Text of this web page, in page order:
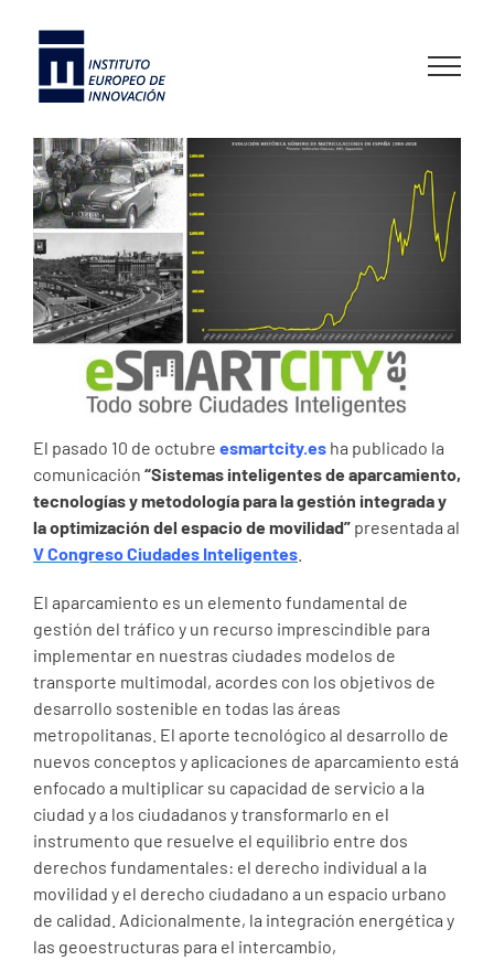
content
El pasado 10 de octubre esmartcity.es ha publicado la
comunicación “Sistemas inteligentes de aparcamiento,
tecnologías y metodología para la gestión integrada y
la optimización del espacio de movilidad” presentada al
V Congreso Ciudades Inteligentes
El aparcamiento es un elemento fundamental de
gestión del tráfico y un recurso imprescindible para
implementar en nuestras ciudades modelos de
transporte multimodal, acordes con los objetivos de
desarrollo sostenible en todas las áreas
metropolitanas. El aporte tecnológico al desarrollo de
nuevos conceptos y aplicaciones de aparcamiento está
enfocado a multiplicar su capacidad de servicio a la
ciudad y a los ciudadanos y transformarlo en el
instrumento que resuelve el equilibrio entre dos
derechos fundamentales: el derecho individual a la
movilidad y el derecho ciudadano a un espacio urbano
de calidad. Adicionalmente, la integración energética y
las geoestructuras para el intercambio,